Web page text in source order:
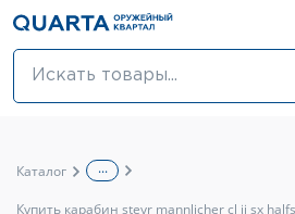
Оптовикам
Каталог ...
Купить карабин steyr mannlicher cl ii sx